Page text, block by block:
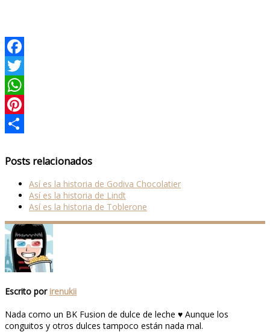
Facebook
Twitter
WhatsApp
Pinterest
Posts relacionados
Así es la historia de Godiva Chocolatier
Así es la historia de Lindt
Así es la historia de Toblerone
Escrito por irenukii
Nada como un BK Fusion de dulce de leche ♥ Aunque los
conguitos y otros dulces tampoco están nada mal.